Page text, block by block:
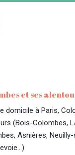
et ses
domicile à Paris,
(Bois-Colombes,
Asnières, Neuilly-